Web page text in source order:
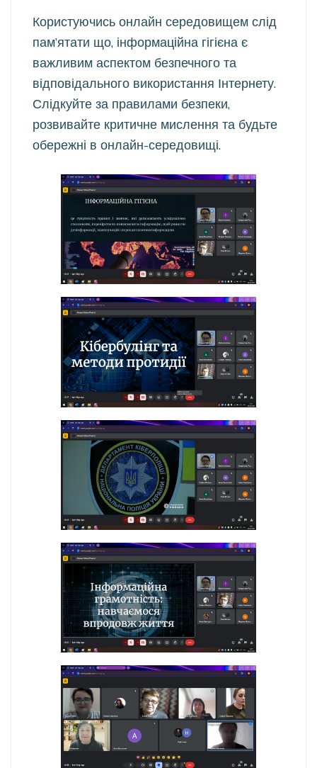
Користуючись онлайн середовищем слід
пам’ятати що, інформаційна гігієна є
важливим аспектом безпечного та
відповідального використання Інтернету.
Слідкуйте за правилами безпеки,
розвивайте критичне мислення та будьте
обережні в онлайн-середовищі.